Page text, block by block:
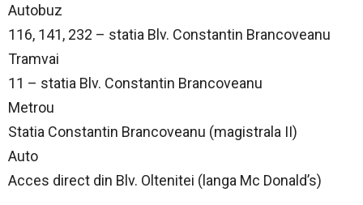
Autobuz
116, 141, 232 – statia Blv. Constantin Brancoveanu
Tramvai
11 – statia Blv. Constantin Brancoveanu
Metrou
Statia Constantin Brancoveanu (magistrala II)
Auto
Acces direct din Blv. Oltenitei (langa Mc Donald’s)